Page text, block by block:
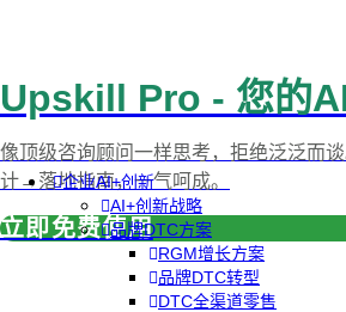
企业AI+创新
AI+创新战略
品牌DTC方案
RGM增长方案
品牌DTC转型
DTC全渠道零售
Upskill Pro - 您的
像顶级咨询顾问一样思考，拒绝泛泛而
计→落地指南，一气呵成。
立即免费使用